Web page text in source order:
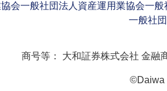
会一般社団法人資産運用業協会一般
一般社
商号等： 大和証券株式会社 金融
©Daiwa